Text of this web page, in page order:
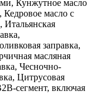
Кунжутное масло
масло с
Итальянская
заправка,
масляная
Чесночно-
Цитрусовая
сегмент, включая